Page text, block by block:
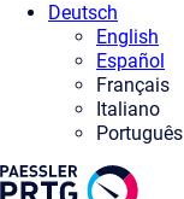
Deutsch
English
Español
Français
Italiano
Português